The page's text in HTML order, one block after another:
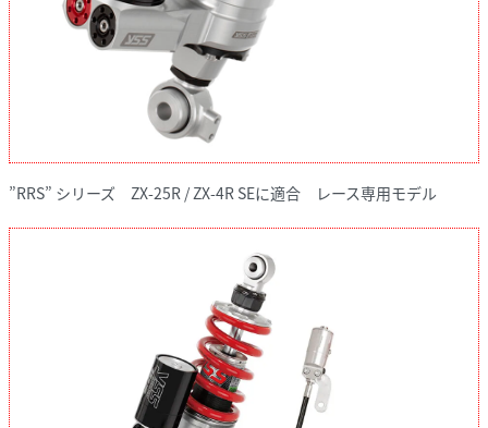
”RRS” シリーズ ZX-25R / ZX-4R SEに適合 レース専用モデル